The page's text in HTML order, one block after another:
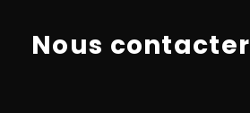
Nous contacter